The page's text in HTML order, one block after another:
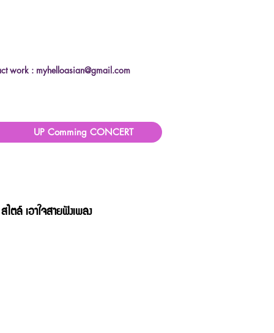
work : myhelloasian@gmail.com
UP Comming CONCERT
ไตล์เอาใจสายฟังเพลง